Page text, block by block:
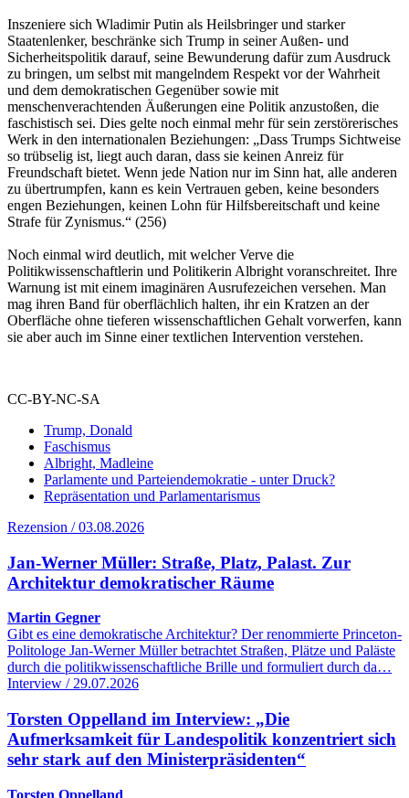
Inszeniere sich Wladimir Putin als Heilsbringer und starker
Staatenlenker, beschränke sich Trump in seiner Außen- und
Sicherheitspolitik darauf, seine Bewunderung dafür zum Ausdruck
zu bringen, um selbst mit mangelndem Respekt vor der Wahrheit
und dem demokratischen Gegenüber sowie mit
menschenverachtenden Äußerungen eine Politik anzustoßen, die
faschistisch sei. Dies gelte noch einmal mehr für sein zerstörerisches
Werk in den internationalen Beziehungen: „Dass Trumps Sichtweise
so trübselig ist, liegt auch daran, dass sie keinen Anreiz für
Freundschaft bietet. Wenn jede Nation nur im Sinn hat, alle anderen
zu übertrumpfen, kann es kein Vertrauen geben, keine besonders
engen Beziehungen, keinen Lohn für Hilfsbereitschaft und keine
Strafe für Zynismus.“ (256)
Noch einmal wird deutlich, mit welcher Verve die
Politikwissenschaftlerin und Politikerin Albright voranschreitet. Ihre
Warnung ist mit einem imaginären Ausrufezeichen versehen. Man
mag ihren Band für oberflächlich halten, ihr ein Kratzen an der
Oberfläche ohne tieferen wissenschaftlichen Gehalt vorwerfen, kann
sie aber auch im Sinne einer textlichen Intervention verstehen.
CC-BY-NC-SA
Trump, Donald
Faschismus
Albright, Madleine
Parlamente und Parteiendemokratie - unter Druck?
Repräsentation und Parlamentarismus
Rezension / 03.08.2026
Jan-Werner Müller: Straße, Platz, Palast. Zur
Architektur demokratischer Räume
Martin Gegner
Gibt es eine demokratische Architektur? Der renommierte Princeton-
Politologe Jan-Werner Müller betrachtet Straßen, Plätze und Paläste
durch die politikwissenschaftliche Brille und formuliert durch da…
Interview / 29.07.2026
Torsten Oppelland im Interview: „Die
Aufmerksamkeit für Landespolitik konzentriert sich
sehr stark auf den Ministerpräsidenten“
Torsten Oppelland